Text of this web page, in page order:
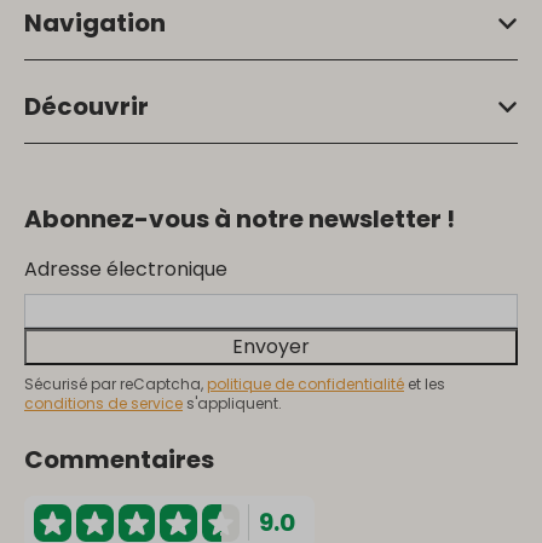
Navigation
Découvrir
Abonnez-vous à notre newsletter !
Adresse électronique
Envoyer
Sécurisé par reCaptcha, politique de confidentialité et les
conditions de service s'appliquent.
Commentaires
9.0